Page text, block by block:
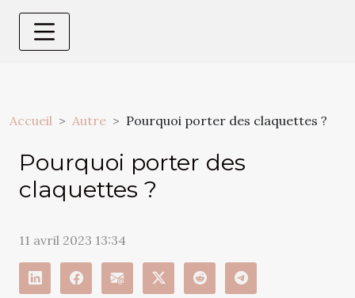
Accueil Autre Pourquoi porter des claquettes ?
Pourquoi porter des
claquettes ?
11 avril 2023 13:34